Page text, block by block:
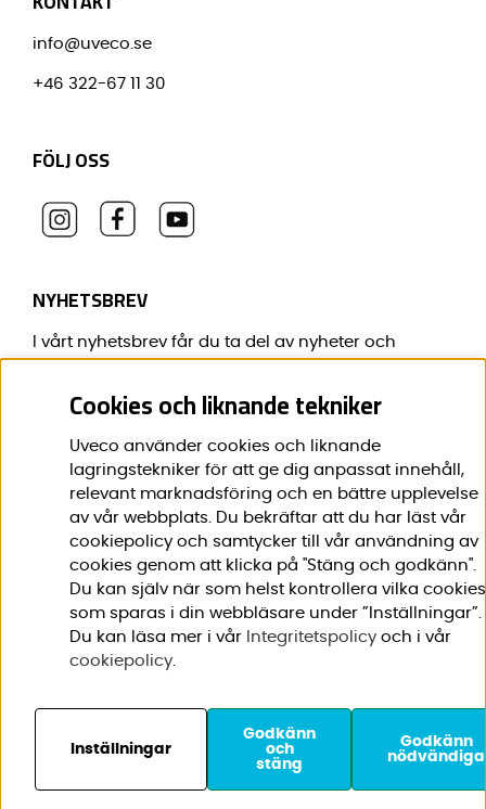
info@uveco.se
+46 322-67 11 30
FÖLJ OSS
NYHETSBREV
I vårt nyhetsbrev får du ta del av nyheter och
Förnamn:*
© 2020-2026 Uveco AB. Vi
mer här
Cookies och liknande tekniker
Uveco använder cookies och liknande
lagringstekniker för att ge dig anpassat innehåll,
relevant marknadsföring och en bättre upplevelse
av vår webbplats. Du bekräftar att du har läst vår
cookiepolicy och samtycker till vår användning av
cookies genom att klicka på "Stäng och godkänn".
Du kan själv när som helst kontrollera vilka cookies
som sparas i din webbläsare under ”Inställningar”.
Du kan läsa mer i vår Integritetspolicy och i vår
cookiepolicy.
Inställningar
Godkänn
och
stäng
Godkänn
nödvändiga